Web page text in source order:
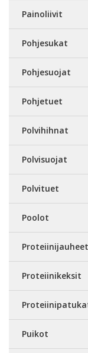
Painoliivit
Pohjesukat
Pohjesuojat
Pohjetuet
Polvihihnat
Polvisuojat
Polvituet
Poolot
Proteiinijauheet
Proteiinikeksit
Puikot